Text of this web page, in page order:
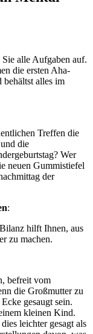
Sie alle Aufgaben auf.
die ersten Aha-
behältst alles im
Treffen die
die
Wer
neuen Gummistiefel
der
:
hilft Ihnen, aus
zu machen.
befreit vom
die Großmutter zu
gesaugt sein.
kleinen Kind.
leichter gesagt als